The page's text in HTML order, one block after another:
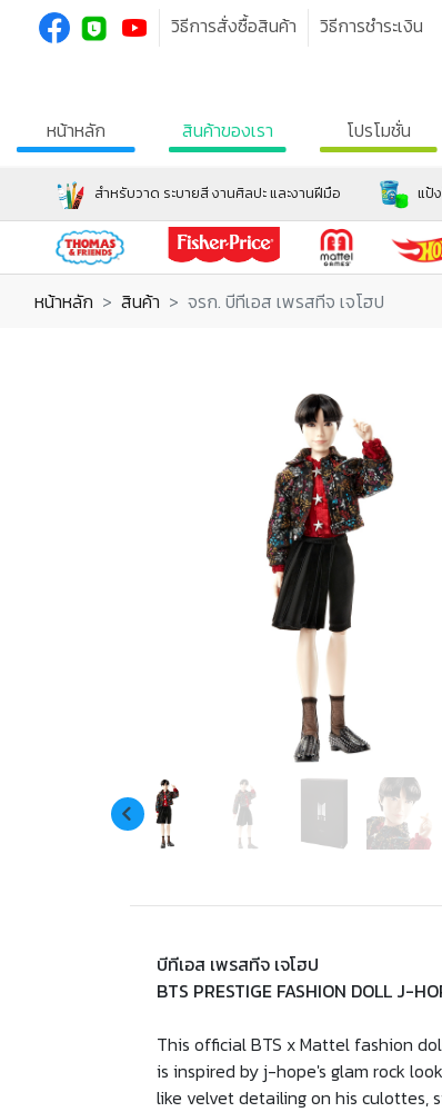
วิธีการสั่งซื้อสินค้า วิธีการชำระเงิน
หน้าหลัก สินค้าของเรา โปรโมชั่น
สำหรับวาด ระบายสี งานศิลปะ และงานฝีมือ แป้
หน้าหลัก สินค้า จรก. บีทีเอส เพรสทีจ เจโฮป
บีทีเอส เพรสทีจ เจโฮป
BTS PRESTIGE FASHION DOLL J-
This official BTS x Mattel fashion
is inspired by j-hope's glam rock
like velvet detailing on his culottes,